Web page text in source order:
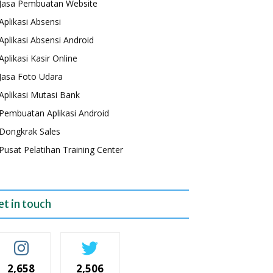
Pembuatan Website
Absensi
Absensi Android
Kasir Online
Foto Udara
Mutasi Bank
Aplikasi Android
Sales
Pelatihan Training Center
in touch
2,658 2,506